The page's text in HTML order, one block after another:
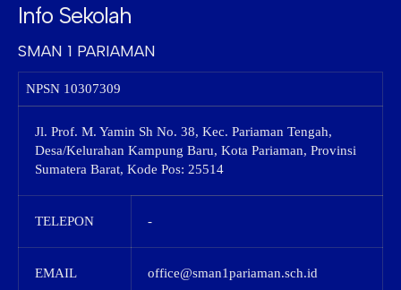
Info Sekolah
SMAN 1 PARIAMAN
NPSN 10307309
Jl. Prof. M. Yamin Sh No. 38, Kec. Pariaman Tengah,
Desa/Kelurahan Kampung Baru, Kota Pariaman, Provinsi
Sumatera Barat, Kode Pos: 25514
TELEPON -
EMAIL office@sman1pariaman.sch.id